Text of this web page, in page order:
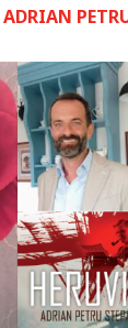
ADRIAN